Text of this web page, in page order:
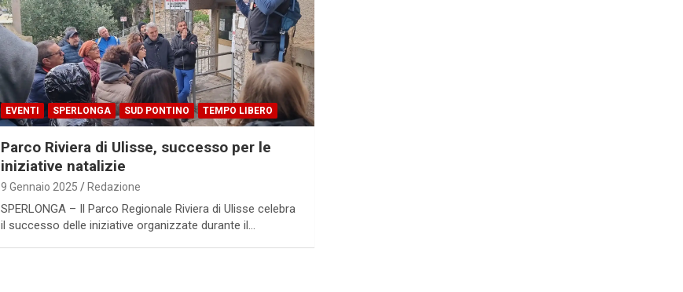
EVENTI SPERLONGA SUD PONTINO TEMPO LIBERO
Parco Riviera di Ulisse, successo per le
iniziative natalizie
9 Gennaio 2025 Redazione
SPERLONGA – Il Parco Regionale Riviera di Ulisse celebra
il successo delle iniziative organizzate durante il…